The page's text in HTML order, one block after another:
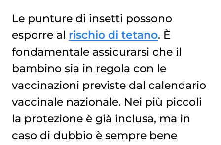
Le punture di insetti possono
esporre al rischio di tetano. È
fondamentale assicurarsi che il
bambino sia in regola con le
vaccinazioni previste dal calendario
vaccinale nazionale. Nei più piccoli
la protezione è già inclusa, ma in
caso di dubbio è sempre bene